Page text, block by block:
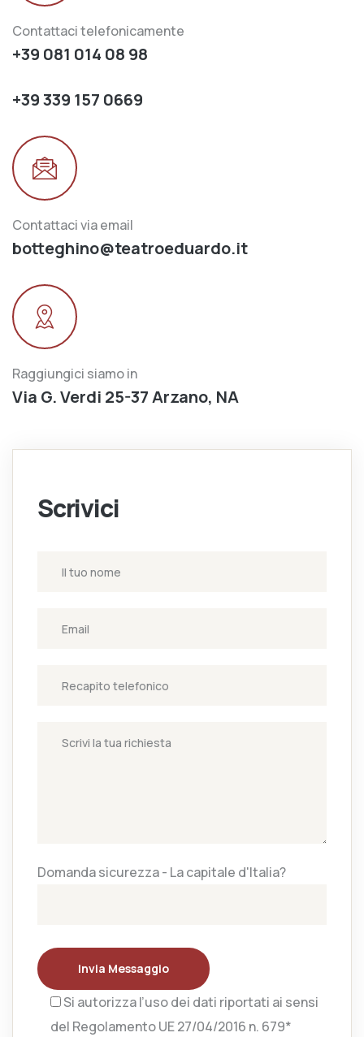
Contattaci telefonicamente
+39 081 014 08 98
+39 339 157 0669
Contattaci via email
botteghino@teatroeduardo.it
Raggiungici siamo in
Via G. Verdi 25-37 Arzano, NA
Scrivici
Domanda sicurezza - La capitale d'Italia?
Invia Messaggio
Si autorizza l’uso dei dati riportati ai sensi
del Regolamento UE 27/04/2016 n. 679*